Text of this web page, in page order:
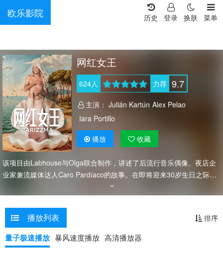
欧乐影院 菜单
换肤
登录
历史
网红女王
624人 力荐 9.7
主演： Julián Kartún Alex Pelao
Iara Portillo
播放 收藏
该项目由Labhouse与Olga联合制作，讲述了后流行音乐偶像、夜店企
业家兼流媒体达人Caro Pardíaco的故事。在即将迎来30岁生日之际，
她正经历着一场人生中最宏大的派对，却也因此陷入了深深的生存危
机。此时，一个拥有多重人格的变态男子Leo突然出现，并开始诱惑
她。他的出现将动摇Caro的平静，迫使她为了自我、为了生命、为了这
场盛会而战。 《卡里西玛》融合了幽默和惊悚元素，共 10 集，每集
10 分钟，采用横屏格式，将成为 Netflix 在阿根廷制作的第一部短剧。
该剧由 Nano Garay Santaló 和 Federico Suárez 执导，由 Julián
播放列表 排序
量子极速播放 暴风速度播放 高清播放器